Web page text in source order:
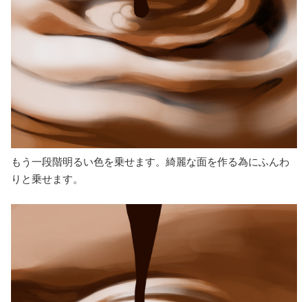
もう一段階明るい色を乗せます。綺麗な面を作る為にふんわ
りと乗せます。